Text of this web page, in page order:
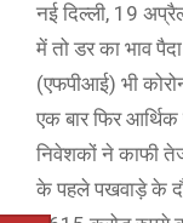
नई दिल्ली, 19
में तो डर का भाव
(एफपीआई) भी
एक बार फिर आर्थिक
निवेशकों ने काफी
के पहले पखवाड़े के